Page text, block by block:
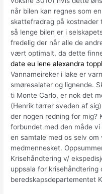
når bilen kan regnes som
skattefradrag på kostnader
så lenge bilen er i
fredelig der når alle de
vært optimalt, da dette
date eu lene alexandra
Vannameireker i lake er
smøresalater og lignende.
ti Monte Carlo, er nok det
(Henrik tørrer sveden af
der nogen redning for mig?
forbundet med den måde
en samtale med os selv
medmennesket.
Krisehåndtering v/
uppsala for krisehåndtering
beredskapsdepartementet